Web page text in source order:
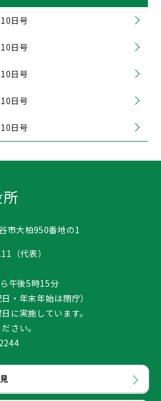
日号
日号
日号
日号
日号
市大柏950番地の1
（代表）
午後5時15分
・年末年始は閉庁）
に実施しています。
さい。